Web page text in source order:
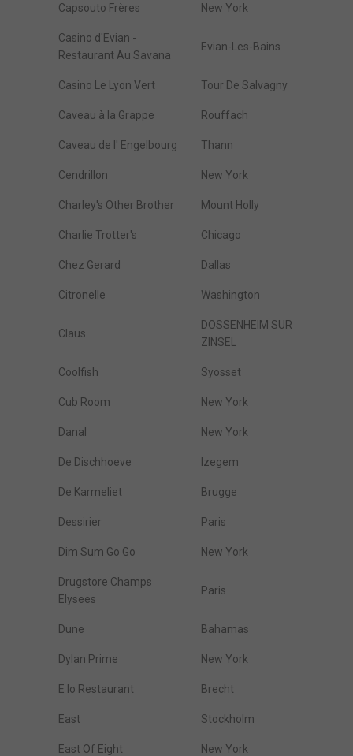
Capsouto Frères New York
Casino d'Evian -
Restaurant Au Savana
Evian-Les-Bains
Casino Le Lyon Vert Tour De Salvagny
Caveau à la Grappe Rouffach
Caveau de l' Engelbourg Thann
Cendrillon New York
Charley's Other Brother Mount Holly
Charlie Trotter's Chicago
Chez Gerard Dallas
Citronelle Washington
Claus
DOSSENHEIM SUR
ZINSEL
Coolfish Syosset
Cub Room New York
Danal New York
De Dischhoeve Izegem
De Karmeliet Brugge
Dessirier Paris
Dim Sum Go Go New York
Drugstore Champs
Elysees
Paris
Dune Bahamas
Dylan Prime New York
E Io Restaurant Brecht
East Stockholm
East Of Eight New York